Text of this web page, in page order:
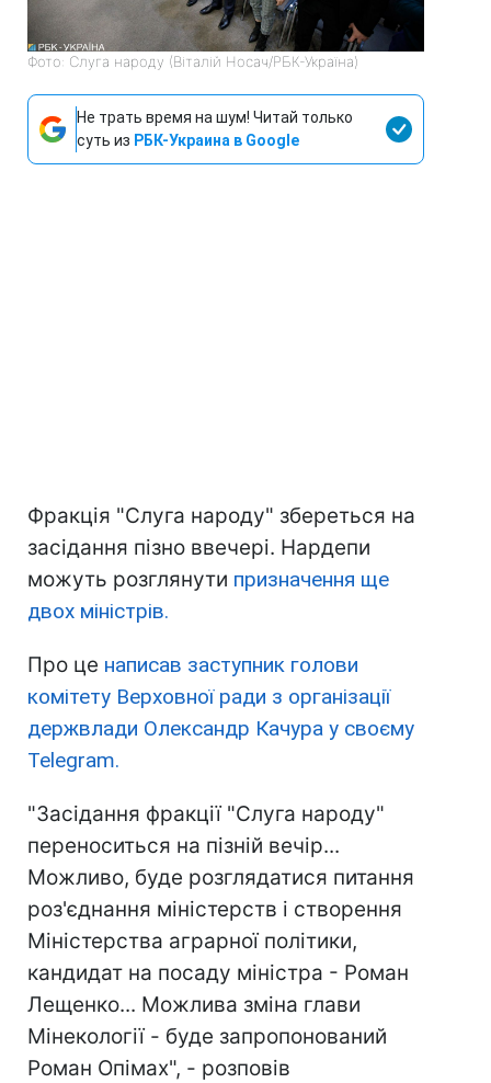
Фото: Слуга народу (Віталій Носач/РБК-Україна)
Не трать время на шум! Читай только
суть из РБК-Украина в Google
Фракція "Слуга народу" збереться на
засідання пізно ввечері. Нардепи
можуть розглянути призначення ще
двох міністрів.
Про це написав заступник голови
комітету Верховної ради з організації
держвлади Олександр Качура у своєму
Telegram.
"Засідання фракції "Слуга народу"
переноситься на пізній вечір...
Можливо, буде розглядатися питання
роз'єднання міністерств і створення
Міністерства аграрної політики,
кандидат на посаду міністра - Роман
Лещенко... Можлива зміна глави
Мінекології - буде запропонований
Роман Опімах", - розповів